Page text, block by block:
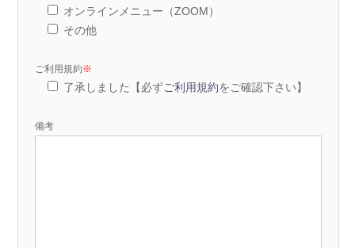
オンラインメニュー（ZOOM）
その他
ご利用規約※
了承しました【必ずご利用規約をご確認下さい】
備考